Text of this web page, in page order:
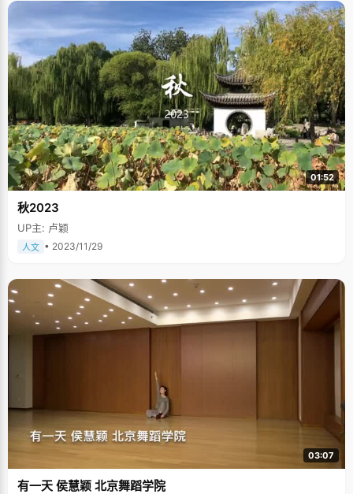
01:52
秋2023
UP主: 卢颖
人文 • 2023/11/29
03:07
有一天 侯慧颖 北京舞蹈学院